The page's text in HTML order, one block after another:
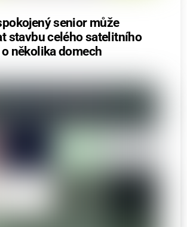
senior může
stavbu celého satelitního
několika domech